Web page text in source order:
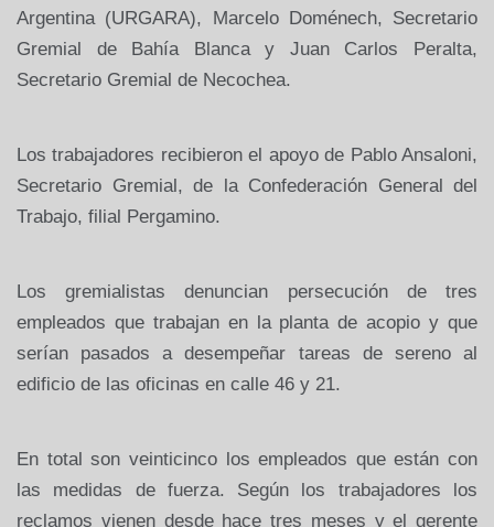
Argentina (URGARA), Marcelo Doménech, Secretario
Gremial de Bahía Blanca y Juan Carlos Peralta,
Secretario Gremial de Necochea.
Los trabajadores recibieron el apoyo de Pablo Ansaloni,
Secretario Gremial, de la Confederación General del
Trabajo, filial Pergamino.
Los gremialistas denuncian persecución de tres
empleados que trabajan en la planta de acopio y que
serían pasados a desempeñar tareas de sereno al
edificio de las oficinas en calle 46 y 21.
En total son veinticinco los empleados que están con
las medidas de fuerza. Según los trabajadores los
reclamos vienen desde hace tres meses y el gerente